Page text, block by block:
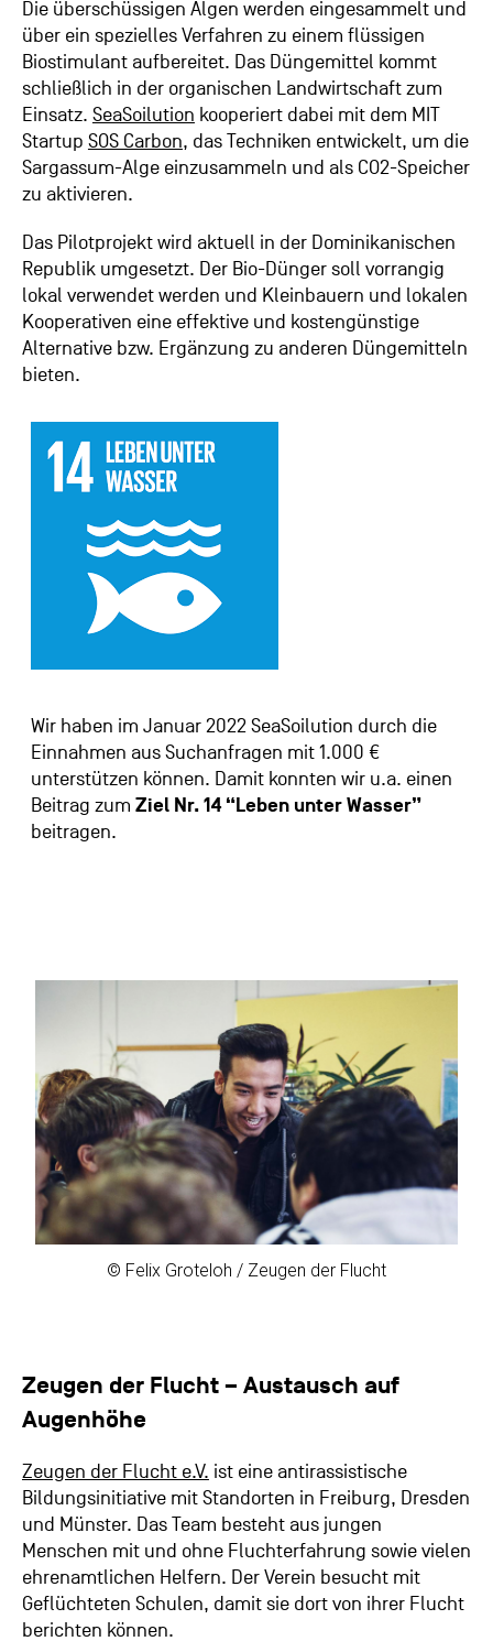
Die überschüssigen Algen werden eingesammelt und
über ein spezielles Verfahren zu einem flüssigen
Biostimulant aufbereitet. Das Düngemittel kommt
schließlich in der organischen Landwirtschaft zum
Einsatz. SeaSoilution kooperiert dabei mit dem MIT
Startup SOS Carbon, das Techniken entwickelt, um die
Sargassum-Alge einzusammeln und als CO2-Speicher
zu aktivieren.
Das Pilotprojekt wird aktuell in der Dominikanischen
Republik umgesetzt. Der Bio-Dünger soll vorrangig
lokal verwendet werden und Kleinbauern und lokalen
Kooperativen eine effektive und kostengünstige
Alternative bzw. Ergänzung zu anderen Düngemitteln
bieten.
Wir haben im Januar 2022 SeaSoilution durch die
Einnahmen aus Suchanfragen mit 1.000 €
unterstützen können. Damit konnten wir u.a. einen
Beitrag zumZiel Nr. 14 “Leben unter Wasser”
beitragen.
© Felix Groteloh / Zeugen der Flucht
Zeugen der Flucht – Austausch auf
Augenhöhe
Zeugen der Flucht e.V. ist eine antirassistische
Bildungsinitiative mit Standorten in Freiburg, Dresden
und Münster. Das Team besteht aus jungen
Menschen mit und ohne Fluchterfahrung sowie vielen
ehrenamtlichen Helfern. Der Verein besucht mit
Geflüchteten Schulen, damit sie dort von ihrer Flucht
berichten können.